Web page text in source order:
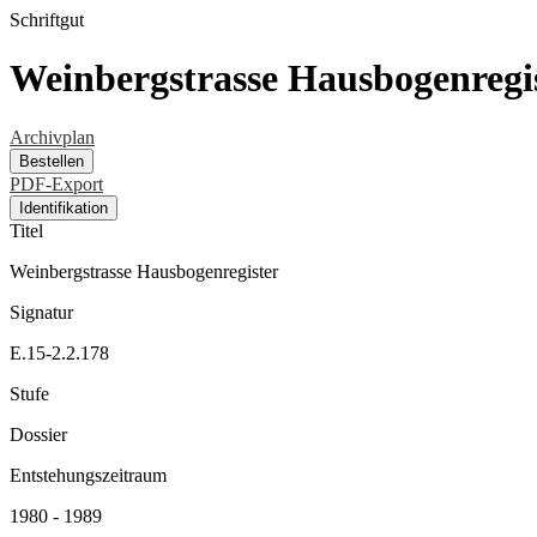
Schriftgut
Weinbergstrasse
Archivplan
Bestellen
PDF-Export
Identifikation
Titel
Weinbergstrasse Hausbogenregister
Signatur
E.15-2.2.178
Stufe
Dossier
Entstehungszeitraum
1980 - 1989